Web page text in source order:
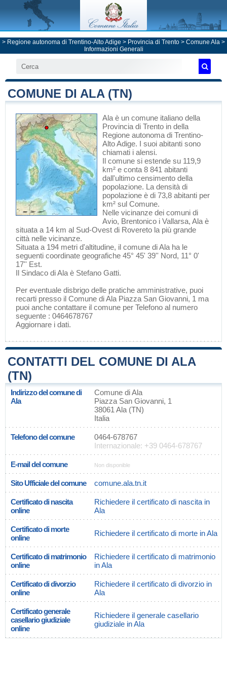
> Regione autonoma di Trentino-Alto Adige > Provincia di Trento > Comune Ala >
Informazioni Generali
COMUNE DI ALA (TN)
Ala è un comune italiano della
Provincia di Trento in della
Regione autonoma di Trentino-
Alto Adige. I suoi abitanti sono
chiamati i alensi.
Il comune si estende su 119,9
km² e conta 8 841 abitanti
dall'ultimo censimento della
popolazione. La densità di
popolazione è di 73,8 abitanti per
km² sul Comune.
Nelle vicinanze dei comuni di
Avio, Brentonico i Vallarsa, Ala è
situata a 14 km al Sud-Ovest di Rovereto la più grande
città nelle vicinanze.
Situata a 194 metri d'altitudine, il comune di Ala ha le
seguenti coordinate geografiche 45° 45' 39'' Nord, 11° 0'
17'' Est.
Il Sindaco di Ala è Stefano Gatti.
Per eventuale disbrigo delle pratiche amministrative, puoi
recarti presso il Comune di Ala Piazza San Giovanni, 1 ma
puoi anche contattare il comune per Telefono al numero
seguente : 0464678767
Aggiornare i dati.
CONTATTI DEL COMUNE DI ALA
(TN)
Indirizzo del comune di
Ala
Comune di Ala
Piazza San Giovanni, 1
38061 Ala (TN)
Italia
Telefono del comune
0464-678767
Internazionale: +39 0464-678767
E-mail del comune Non disponible
Sito Ufficiale del comune comune.ala.tn.it
Certificato di nascita
online
Richiedere il certificato di nascita in
Ala
Certificato di morte
online
Richiedere il certificato di morte in Ala
Certificato di matrimonio
online
Richiedere il certificato di matrimonio
in Ala
Certificato di divorzio
online
Richiedere il certificato di divorzio in
Ala
Certificato generale
casellario giudiziale
online
Richiedere il generale casellario
giudiziale in Ala